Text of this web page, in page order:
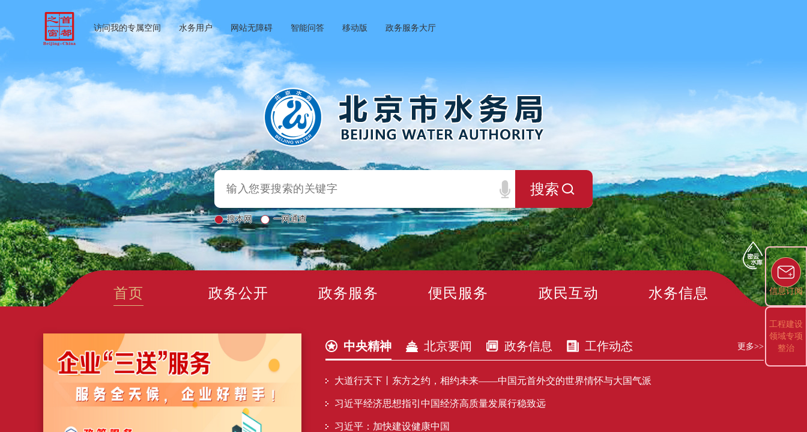
访问我的专属空间 水务用户 网站无障碍 智能问答 移动版 政务服务大厅
搜本网 一网通查
首页 政务公开 政务服务 便民服务 政民互动 水务信息
中央精神 北京要闻 政务信息 工作动态 更多>>
大道行天下丨东方之约，相约未来——中国元首外交的世界情怀与大国气派
习近平经济思想指引中国经济高质量发展行稳致远
习近平：加快建设健康中国
信息订阅
工程建设
领域专项
整治